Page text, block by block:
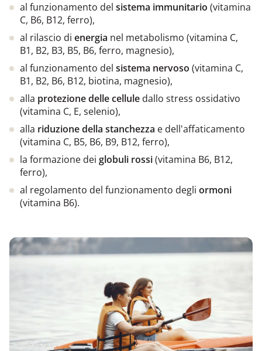
al funzionamento del sistema immunitario (vitamina
C, B6, B12, ferro),
al rilascio di energia nel metabolismo (vitamina C,
B1, B2, B3, B5, B6, ferro, magnesio),
al funzionamento del sistema nervoso (vitamina C,
B1, B2, B6, B12, biotina, magnesio),
alla protezione delle cellule dallo stress ossidativo
(vitamina C, E, selenio),
alla riduzione della stanchezza e dell'affaticamento
(vitamina C, B5, B6, B9, B12, ferro),
la formazione dei globuli rossi(vitamina B6, B12,
ferro),
al regolamento del funzionamento degli ormoni
(vitamina B6).